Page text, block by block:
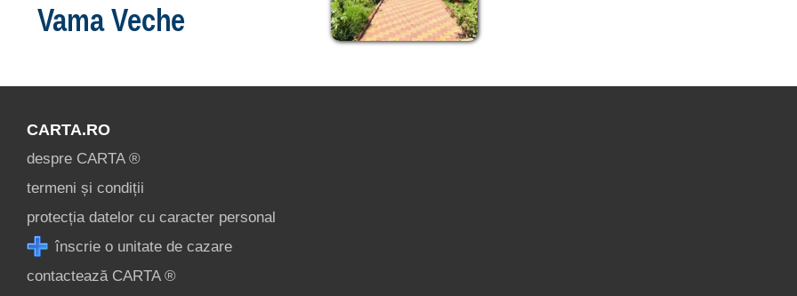
Vama Veche
CARTA.RO
despre CARTA ®
termeni și condiții
protecția datelor cu caracter personal
înscrie o unitate de cazare
contactează CARTA ®